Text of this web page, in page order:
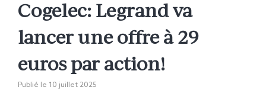
Cogelec: Legrand va
lancer une offre à 29
euros par action!
Publié le 10 juillet 2025